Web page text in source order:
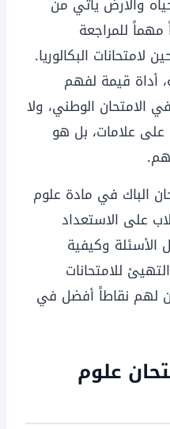
مهماً للمراجعة
لامتحانات البكالوريا.
أداة قيمة لفهم
الامتحان الوطني، ولا
علامات، بل هو
الباك في مادة علوم
على الاستعداد
وكيفية
للامتحانات
لهم نقاطاً أفضل في
علوم